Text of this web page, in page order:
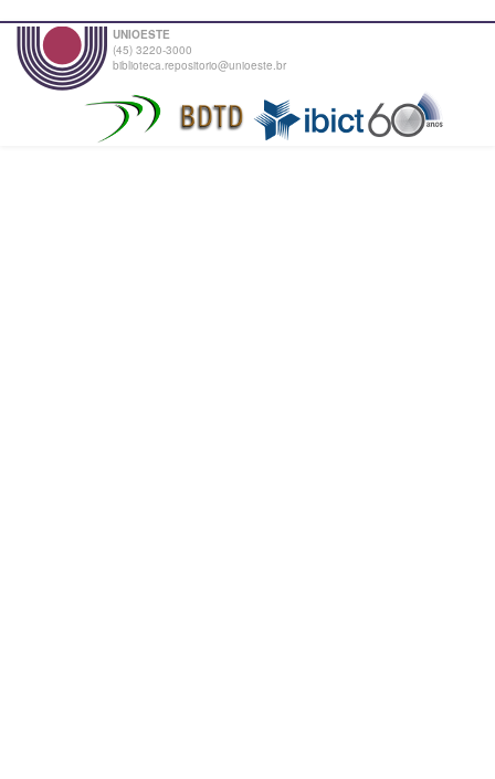
UNIOESTE
(45) 3220-3000
biblioteca.repositorio@unioeste.br